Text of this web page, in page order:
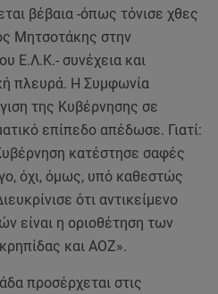
βέβαια -όπως τόνισε χθες
Μητσοτάκης στην
Ε.Λ.Κ.- συνέχεια και
πλευρά. Η Συμφωνία
της Κυβέρνησης σε
επίπεδο απέδωσε. Γιατί:
κατέστησε σαφές
όχι, όμως, υπό καθεστώς
ότι αντικείμενο
είναι η οριοθέτηση των
και ΑΟΖ».
προσέρχεται στις